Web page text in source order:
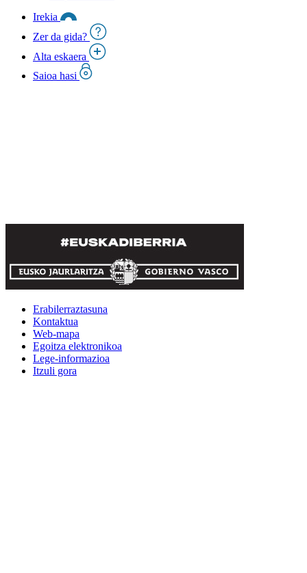
Irekia
Zer da gida?
Alta eskaera
Saioa hasi
Erabilerraztasuna
Kontaktua
Web-mapa
Egoitza elektronikoa
Lege-informazioa
Itzuli gora